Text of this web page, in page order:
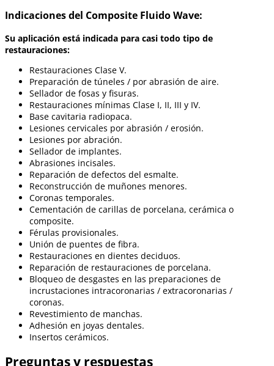
Indicaciones del Composite Fluido Wave:
Su aplicación está indicada para casi todo tipo de
restauraciones:
Restauraciones Clase V.
Preparación de túneles / por abrasión de aire.
Sellador de fosas y fisuras.
Restauraciones mínimas Clase I, II, III y IV.
Base cavitaria radiopaca.
Lesiones cervicales por abrasión / erosión.
Lesiones por abración.
Sellador de implantes.
Abrasiones incisales.
Reparación de defectos del esmalte.
Reconstrucción de muñones menores.
Coronas temporales.
Cementación de carillas de porcelana, cerámica o
composite.
Férulas provisionales.
Unión de puentes de fibra.
Restauraciones en dientes deciduos.
Reparación de restauraciones de porcelana.
Bloqueo de desgastes en las preparaciones de
incrustaciones intracoronarias / extracoronarias /
coronas.
Revestimiento de manchas.
Adhesión en joyas dentales.
Insertos cerámicos.
Preguntas y respuestas